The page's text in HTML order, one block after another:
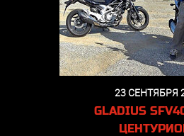
23 СЕНТЯБРЯ
GLADIUS